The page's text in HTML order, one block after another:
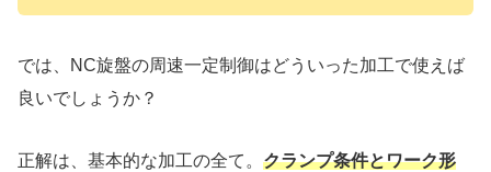
では、NC旋盤の周速一定制御はどういった加工で使えば
良いでしょうか？
正解は、基本的な加工の全て。 クランプ条件とワーク形